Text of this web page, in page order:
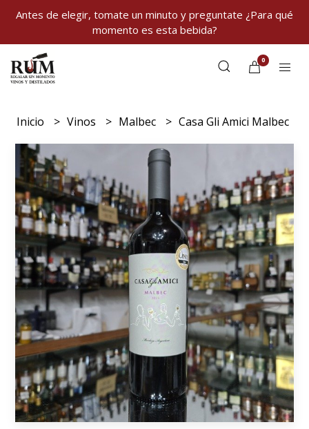
Antes de elegir, tomate un minuto y preguntate ¿Para qué
momento es esta bebida?
0
Inicio Vinos Malbec Casa Gli Amici Malbec